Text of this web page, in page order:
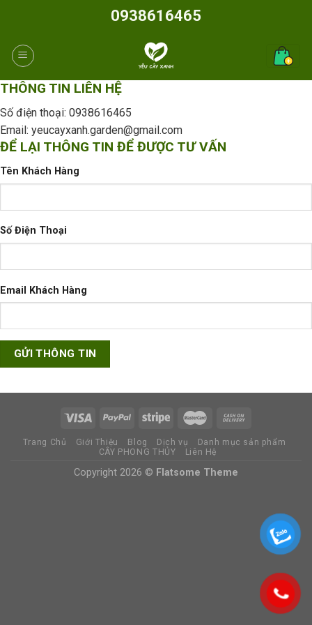
content
0938616465
THÔNG TIN LIÊN HỆ
Số điện thoại: 0938616465
Email: yeucayxanh.garden@gmail.com
ĐỂ LẠI THÔNG TIN ĐỂ ĐƯỢC TƯ VẤN
Tên Khách Hàng
Số Điện Thoại
Email Khách Hàng
Trang Chủ Giới Thiệu Blog Dịch vụ
Danh mục sản phẩm
CÂY PHONG THỦY
Liên Hệ
Copyright 2026 © Flatsome Theme